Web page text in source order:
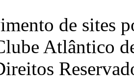
de sites
Atlântico